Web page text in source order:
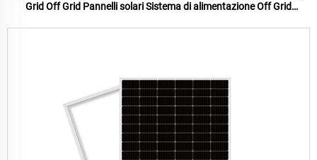
Grid Off Grid Pannelli solari Sistema di alimentazione Off Grid